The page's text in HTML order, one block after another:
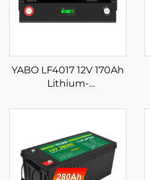
YABO LF4017 12V 170Ah
Lithium-
solenergilagring BMS
batteripakke til
solenergilagringssystemer